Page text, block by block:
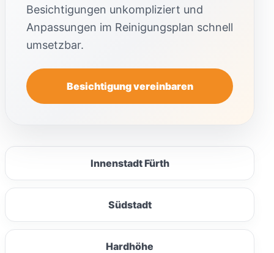
Besichtigungen unkompliziert und
Anpassungen im Reinigungsplan schnell
umsetzbar.
Besichtigung vereinbaren
Innenstadt Fürth
Südstadt
Hardhöhe